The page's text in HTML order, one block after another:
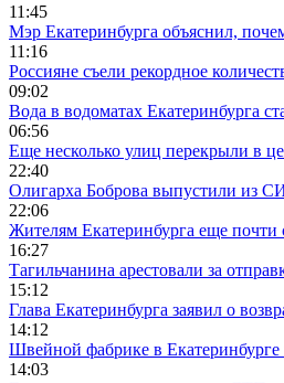
11:45
Мэр Екатеринбурга объяснил,
11:16
Россияне съели рекордное
09:02
Вода в водоматах Екатеринбурга
06:56
Еще несколько улиц перекрыли в
22:40
Олигарха Боброва выпустили из
22:06
Жителям Екатеринбурга еще почти
16:27
Тагильчанина арестовали за
15:12
Глава Екатеринбурга заявил о
14:12
Швейной фабрике в Екатеринбурге
14:03